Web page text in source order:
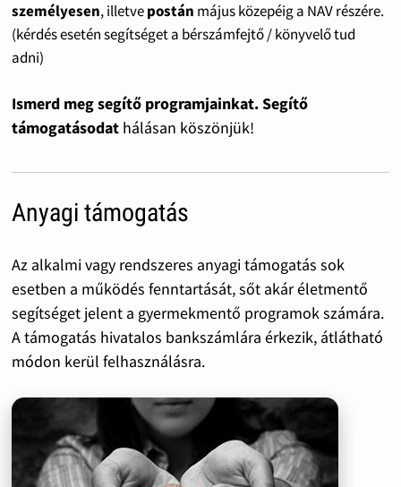
személyesen, illetvepostán május közepéig a NAV részére.
(kérdés esetén segítséget a bérszámfejtő / könyvelő tud
adni)
Ismerd meg segítő programjainkat. Segítő
támogatásodat hálásan köszönjük!
Anyagi támogatás
Az alkalmi vagy rendszeres anyagi támogatás sok
esetben a működés fenntartását, sőt akár életmentő
segítséget jelent a gyermekmentő programok számára.
A támogatás hivatalos bankszámlára érkezik, átlátható
módon kerül felhasználásra.